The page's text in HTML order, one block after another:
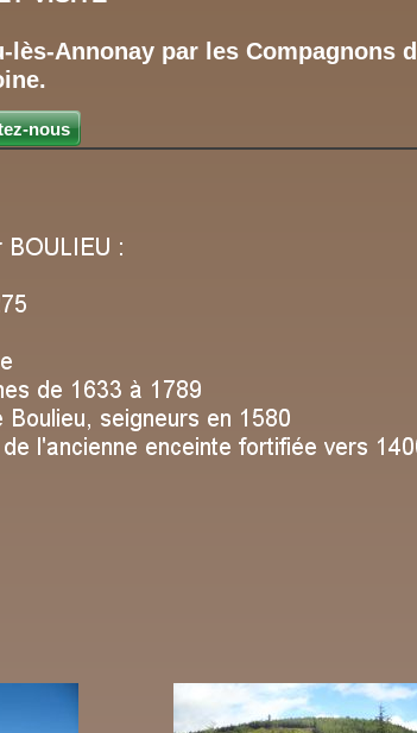
nous
Annonay par les Compagnons
4 € adulte